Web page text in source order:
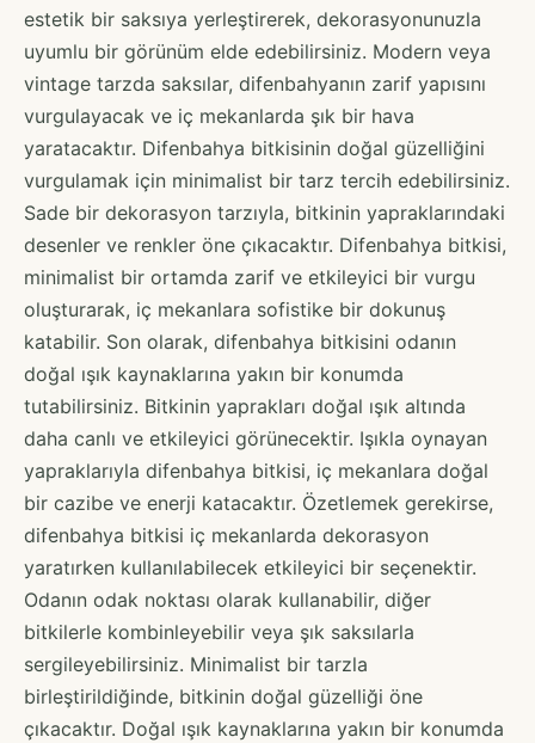
estetik bir saksıya yerleştirerek, dekorasyonunuzla
uyumlu bir görünüm elde edebilirsiniz. Modern veya
vintage tarzda saksılar, difenbahyanın zarif yapısını
vurgulayacak ve iç mekanlarda şık bir hava
yaratacaktır. Difenbahya bitkisinin doğal güzelliğini
vurgulamak için minimalist bir tarz tercih edebilirsiniz.
Sade bir dekorasyon tarzıyla, bitkinin yapraklarındaki
desenler ve renkler öne çıkacaktır. Difenbahya bitkisi,
minimalist bir ortamda zarif ve etkileyici bir vurgu
oluşturarak, iç mekanlara sofistike bir dokunuş
katabilir. Son olarak, difenbahya bitkisini odanın
doğal ışık kaynaklarına yakın bir konumda
tutabilirsiniz. Bitkinin yaprakları doğal ışık altında
daha canlı ve etkileyici görünecektir. Işıkla oynayan
yapraklarıyla difenbahya bitkisi, iç mekanlara doğal
bir cazibe ve enerji katacaktır. Özetlemek gerekirse,
difenbahya bitkisi iç mekanlarda dekorasyon
yaratırken kullanılabilecek etkileyici bir seçenektir.
Odanın odak noktası olarak kullanabilir, diğer
bitkilerle kombinleyebilir veya şık saksılarla
sergileyebilirsiniz. Minimalist bir tarzla
birleştirildiğinde, bitkinin doğal güzelliği öne
çıkacaktır. Doğal ışık kaynaklarına yakın bir konumda